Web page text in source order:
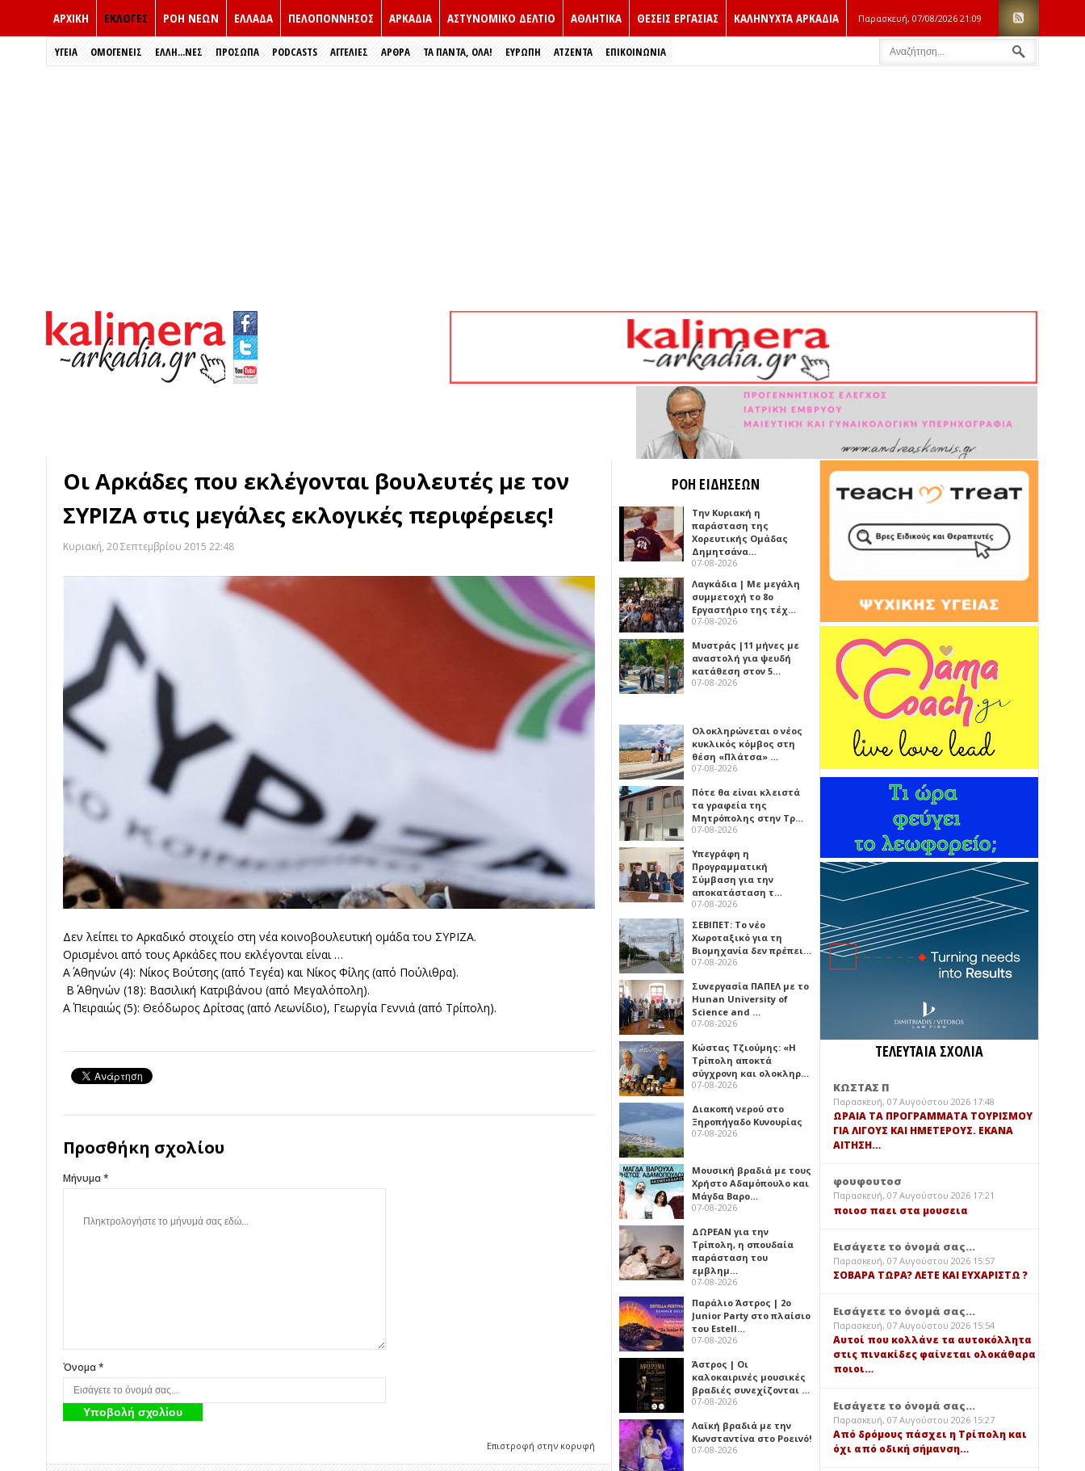
ΑΡΧΙΚΗ ΕΚΛΟΓΈΣ ΡΟΗ ΝΕΩΝ ΕΛΛΑΔΑ ΠΕΛΟΠΟΝΝΗΣΟΣ ΑΡΚΑΔΙΑ ΑΣΤΥΝΟΜΙΚΟ ΔΕΛΤΙΟ ΑΘΛΗΤΙΚΑ ΘΕΣΕΙΣ ΕΡΓΑΣΙΑΣ ΚΑΛΗΝΥΧΤΑ ΑΡΚΑΔΙΑ Παρασκευή, 07/08/2026 21:09
ΥΓΕΙΑ ΟΜΟΓΕΝΕΙΣ ΈΛΛΗ...ΝΕΣ ΠΡΌΣΩΠΑ PODCASTS ΑΓΓΕΛΙΕΣ ΑΡΘΡΑ ΤΑ ΠΑΝΤΑ, ΟΛΑ! ΕΥΡΏΠΗ ΑΤΖΕΝΤΑ ΕΠΙΚΟΙΝΩΝΙΑ
Οι Αρκάδες που εκλέγονται βουλευτές με τον
ΣΥΡΙΖΑ στις μεγάλες εκλογικές περιφέρειες!
Κυριακή, 20 Σεπτεμβρίου 2015 22:48
Δεν λείπει το Αρκαδικό στοιχείο στη νέα κοινοβουλευτική ομάδα του ΣΥΡΙΖΑ.
Ορισμένοι από τους Αρκάδες που εκλέγονται είναι …
Α΄ Αθηνών (4): Νίκος Βούτσης (από Τεγέα) και Νίκος Φίλης (από Πούλιθρα).
Β΄ Αθηνών (18): Βασιλική Κατριβάνου (από Μεγαλόπολη).
Α΄ Πειραιώς (5): Θεόδωρος Δρίτσας (από Λεωνίδιο), Γεωργία Γεννιά (από Τρίπολη).
Προσθήκη σχολίου
Μήνυμα *
Όνομα *
Επιστροφή στην κορυφή
ΡΟΗ ΕΙΔΗΣΕΩΝ
Την Κυριακή η
παράσταση της
Χορευτικής Ομάδας
Δημητσάνα…
07-08-2026
Λαγκάδια | Με μεγάλη
συμμετοχή το 8ο
Εργαστήριο της τέχ…
07-08-2026
Μυστράς |11 μήνες με
αναστολή για ψευδή
κατάθεση στον 5…
07-08-2026
Ολοκληρώνεται ο νέος
κυκλικός κόμβος στη
θέση «Πλάτσα» …
07-08-2026
Πότε θα είναι κλειστά
τα γραφεία της
Μητρόπολης στην Τρ…
07-08-2026
Υπεγράφη η
Προγραμματική
Σύμβαση για την
αποκατάσταση τ…
07-08-2026
ΣΕΒΙΠΕΤ: Το νέο
Χωροταξικό για τη
Βιομηχανία δεν πρέπει…
07-08-2026
Συνεργασία ΠΑΠΕΛ με το
Hunan University of
Science and …
07-08-2026
Κώστας Τζιούμης: «Η
Τρίπολη αποκτά
σύγχρονη και ολοκληρ…
07-08-2026
Διακοπή νερού στο
Ξηροπήγαδο Κυνουρίας
07-08-2026
Μουσική βραδιά με τους
Χρήστο Αδαμόπουλο και
Μάγδα Βαρο…
07-08-2026
ΔΩΡΕΑΝ για την
Τρίπολη, η σπουδαία
παράσταση του
εμβλημ…
07-08-2026
Παράλιο Άστρος | 2ο
Junior Party στο πλαίσιο
του Estell…
07-08-2026
Άστρος | Οι
καλοκαιρινές μουσικές
βραδιές συνεχίζονται …
07-08-2026
Λαϊκή βραδιά με την
Κωνσταντίνα στο Ροεινό!
07-08-2026
ΤΕΛΕΥΤΑΙΑ ΣΧΟΛΙΑ
ΚΩΣΤΑΣ Π
Παρασκευή, 07 Αυγούστου 2026 17:48
ΩΡΑΙΑ ΤΑ ΠΡΟΓΡΑΜΜΑΤΑ ΤΟΥΡΙΣΜΟΥ
ΓΙΑ ΛΙΓΟΥΣ ΚΑΙ ΗΜΕΤΕΡΟΥΣ. ΕΚΑΝΑ
ΑΙΤΗΣΗ…
φουφουτοσ
Παρασκευή, 07 Αυγούστου 2026 17:21
ποιοσ παει στα μουσεια
Εισάγετε το όνομά σας...
Παρασκευή, 07 Αυγούστου 2026 15:57
ΣΟΒΑΡΑ ΤΩΡΑ? ΛΕΤΕ ΚΑΙ ΕΥΧΑΡΙΣΤΩ ?
Εισάγετε το όνομά σας...
Παρασκευή, 07 Αυγούστου 2026 15:54
Αυτοί που κολλάνε τα αυτοκόλλητα
στις πινακίδες φαίνεται ολοκάθαρα
ποιοι…
Εισάγετε το όνομά σας...
Παρασκευή, 07 Αυγούστου 2026 15:27
Από δρόμους πάσχει η Τρίπολη και
όχι από οδική σήμανση…